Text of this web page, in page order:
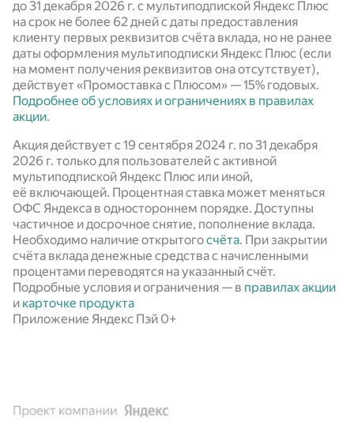
до 31 декабря 2026 г. с мультиподпиской Яндекс Плюс
на срок не более 62 дней с даты предоставления
клиенту первых реквизитов счёта вклада, но не ранее
даты оформления мультиподписки Яндекс Плюс (если
на момент получения реквизитов она отсутствует),
действует «Промоставка с Плюсом» —15% годовых.
Подробнее об условиях и ограничениях в правилах
акции.
Акция действует c 19 сентября 2024 г. по 31 декабря
2026 г. только для пользователей с активной
мультиподпиской Яндекс Плюс или иной,
её включающей. Процентная ставка может меняться
ОФС Яндекса в одностороннем порядке. Доступны
частичное и досрочное снятие, пополнение вклада.
Необходимо наличие открытогосчёта. При закрытии
счёта вклада денежные средства с начисленными
процентами переводятся на указанный счёт.
Подробные условия и ограничения — в правилах акции
и карточке продукта
Приложение Яндекс Пэй 0+